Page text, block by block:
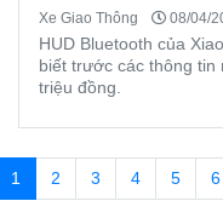
Xe Giao Thông 08/04/
HUD Bluetooth của
biết trước các thông tin
triệu đồng.
1 2 3 4 5 6